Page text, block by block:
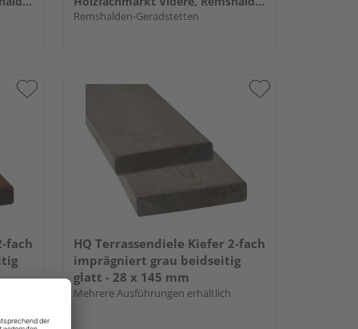
Remshalden-Geradstetten
fach
HQ Terrassendiele Kiefer 2-fach
imprägniert grau beidseitig
glatt - 28 x 145 mm
Mehrere Ausführungen erhältlich